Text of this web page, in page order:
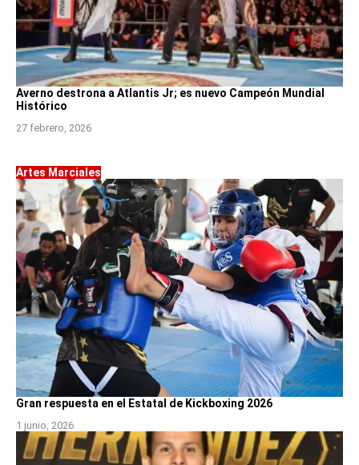
Averno destrona a Atlantis Jr; es nuevo Campeón Mundial
Histórico
27 febrero, 2026
Artes Marciales
Gran respuesta en el Estatal de Kickboxing 2026
1 junio, 2026